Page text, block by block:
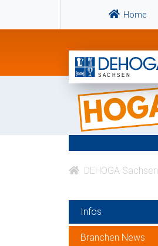
Home
DEHOGA Sachsen
Infos
Branchen News